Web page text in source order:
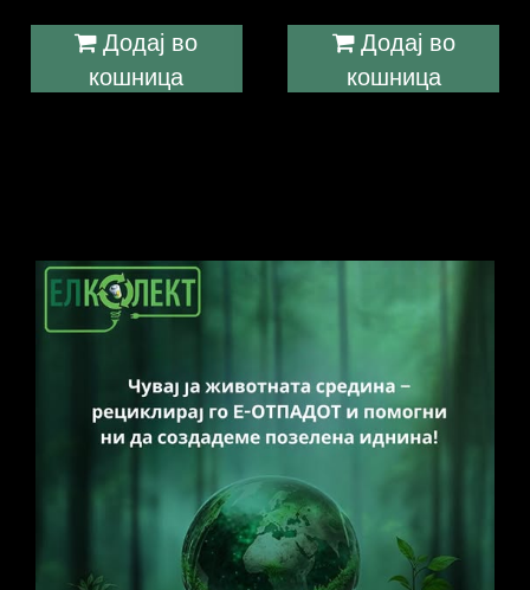
Додај во
кошница
Додај во
кошница